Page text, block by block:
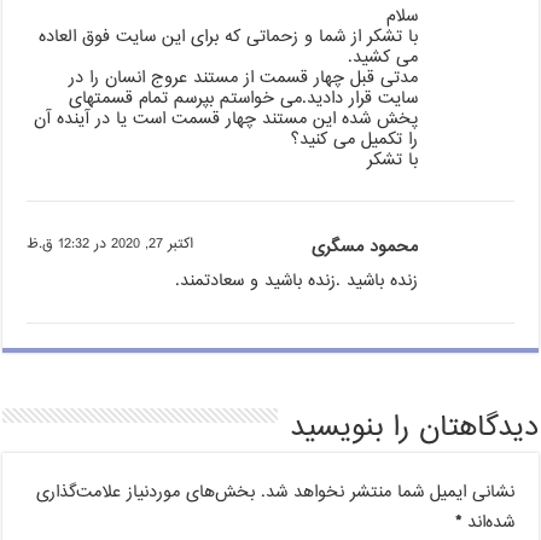
سلام
با تشکر از شما و زحماتی که برای این سایت فوق العاده
می کشید.
مدتی قبل چهار قسمت از مستند عروج انسان را در
سایت قرار دادید.می خواستم بپرسم تمام قسمتهای
پخش شده این مستند چهار قسمت است یا در آینده آن
را تکمیل می کنید؟
با تشکر
محمود مسگری اکتبر 27, 2020 در 12:32 ق.ظ
زنده باشید .زنده باشید و سعادتمند.
دیدگاهتان را بنویسید
نشانی ایمیل شما منتشر نخواهد شد. بخش‌های موردنیاز علامت‌گذاری
شده‌اند*